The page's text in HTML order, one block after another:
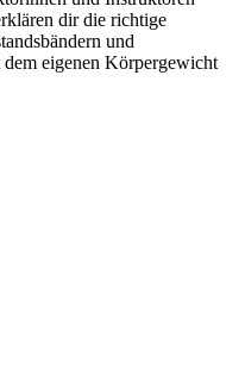
dir die richtige
und
eigenen Körpergewicht